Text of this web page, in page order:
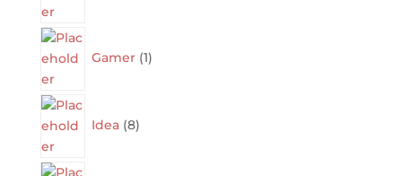
Gamer 1product
Idea 8products